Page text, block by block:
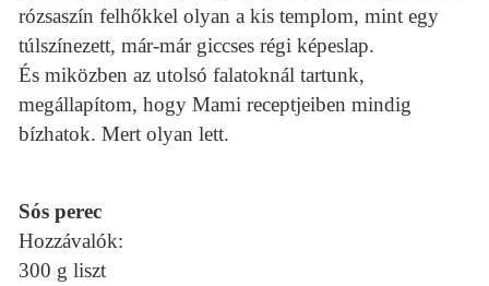
rózsaszín felhőkkel olyan a kis templom, mint egy
túlszínezett, már-már giccses régi képeslap.
És miközben az utolsó falatoknál tartunk,
megállapítom, hogy Mami receptjeiben mindig
bízhatok. Mert olyan lett.
Sós perec
Hozzávalók:
300 g liszt